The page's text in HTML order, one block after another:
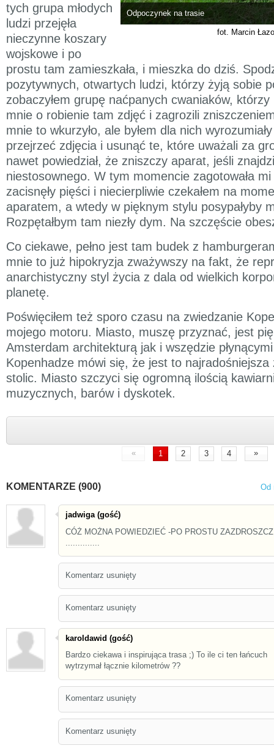
Odpoczynek na trasie
fot. Marcin
tych grupa młodych
ludzi przejęła
nieczynne koszary
wojskowe i po
prostu tam zamieszkała, i mieszka do dziś.
pozytywnych, otwartych ludzi, którzy żyją sobie
zobaczyłem grupę naćpanych cwaniaków,
mnie o robienie tam zdjęć i zagrozili
mnie to wkurzyło, ale byłem dla nich
przejrzeć zdjęcia i usunąć te, które uważali za
nawet powiedział, że zniszczy aparat, jeśli
niestosownego. W tym momencie zagotowała mi
zacisnęły pięści i niecierpliwie czekałem na
aparatem, a wtedy w pięknym stylu posypałyby
Rozpętałbym tam niezły dym. Na szczęście
Co ciekawe, pełno jest tam budek z
mnie to już hipokryzja zważywszy na fakt, że
anarchistyczny styl życia z dala od wielkich
planetę.
Poświęciłem też sporo czasu na zwiedzanie
mojego motoru. Miasto, muszę przyznać, jest
Amsterdam architekturą jak i wszędzie
Kopenhadze mówi się, że jest to najradośniejsza
stolic. Miasto szczyci się ogromną ilością
muzycznych, barów i dyskotek.
« 1 2 3 4 »
KOMENTARZE (900) Od
jadwiga (gość)
CÓŻ MOŻNA POWIEDZIEĆ -PO PROSTU
Komentarz usunięty
Komentarz usunięty
karoldawid (gość)
Bardzo ciekawa i inspirująca trasa ;) To ile ci ten łańcuch
wytrzymał łącznie kilometrów ??
Komentarz usunięty
Komentarz usunięty